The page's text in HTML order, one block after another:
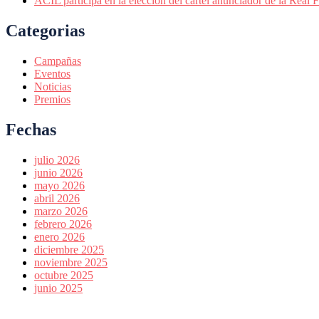
Categorias
Campañas
Eventos
Noticias
Premios
Fechas
julio 2026
junio 2026
mayo 2026
abril 2026
marzo 2026
febrero 2026
enero 2026
diciembre 2025
noviembre 2025
octubre 2025
junio 2025